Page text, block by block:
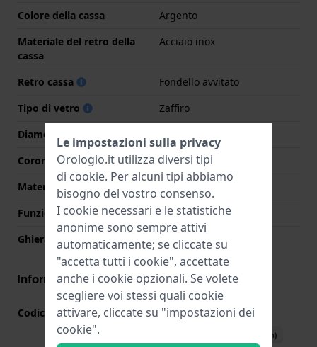
Colore della cassa
Argento
Materiale del retro della
cassa
Acciaio inox
Retro cassa
Fondello avvitato
Tipo di vetro
Zaffiro
Diametro del vetro
Corona
Corona a vite
Materiale della ghiera
Acciaio inox
Funzione della ghiera
Immersione
Ghiera rotante
Uni-direzionale
Informazioni del movimento
Codice Movimento F6724(Vedi specifiche)
Scarica il manuale (English)
Le impostazioni sulla privacy
Orologio.it utilizza diversi tipi
di cookie. Per alcuni tipi abbiamo
bisogno del vostro consenso.
I cookie necessari e le statistiche
anonime sono sempre attivi
automaticamente; se cliccate su
"accetta tutti i cookie", accettate
anche i cookie opzionali. Se volete
scegliere voi stessi quali cookie
attivare, cliccate su "impostazioni dei
cookie".